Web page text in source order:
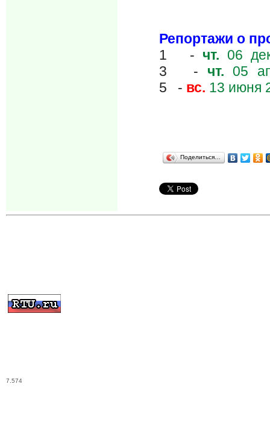
Репортажи о
1 - чт. 06
3 - чт. 05
5 - вс. 13 июня
Поделиться…
7.574